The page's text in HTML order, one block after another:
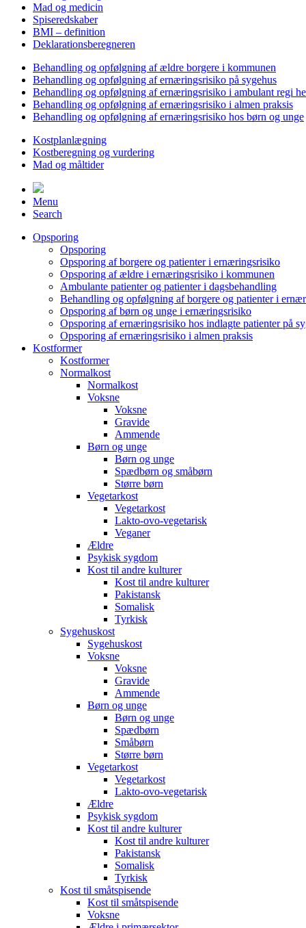
Mad og medicin
Spiseredskaber
BMI – definition
Deklarationsberegneren
Behandling og opfølgning af ældre borgere i kommunen
Behandling og opfølgning af ernæringsrisiko på sygehus
Behandling og opfølgning af ernæringsrisiko i ambulant regi
Behandling og opfølgning af ernæringsrisiko i almen praksis
Behandling og opfølgning af ernæringsrisiko hos børn og unge
Kostplanlægning
Kostberegning og vurdering
Mad og måltider
Menu
Search
Opsporing
Opsporing
Opsporing af borgere og patienter i ernæringsrisiko
Opsporing af ældre i ernæringsrisiko i kommunen
Ambulante patienter og patienter i dagsbehandling
Behandling og opfølgning af borgere og patienter i
Opsporing af børn og unge i ernæringsrisiko
Opsporing af ernæringsrisiko hos indlagte patienter på
Opsporing af ernæringsrisiko i almen praksis
Kostformer
Kostformer
Normalkost
Normalkost
Voksne
Voksne
Gravide
Ammende
Børn og unge
Børn og unge
Spædbørn og småbørn
Større børn
Vegetarkost
Vegetarkost
Lakto-ovo-vegetarisk
Veganer
Ældre
Psykisk sygdom
Kost til andre kulturer
Kost til andre kulturer
Pakistansk
Somalisk
Tyrkisk
Sygehuskost
Sygehuskost
Voksne
Voksne
Gravide
Ammende
Børn og unge
Børn og unge
Spædbørn
Småbørn
Større børn
Vegetarkost
Vegetarkost
Lakto-ovo-vegetarisk
Ældre
Psykisk sygdom
Kost til andre kulturer
Kost til andre kulturer
Pakistansk
Somalisk
Tyrkisk
Kost til småtspisende
Kost til småtspisende
Voksne